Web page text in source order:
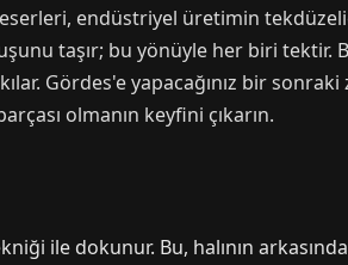
endüstriyel üretimin
taşır; bu yönüyle her biri tektir.
Gördes'e yapacağınız bir
olmanın keyfini çıkarın.
ile dokunur. Bu, halının